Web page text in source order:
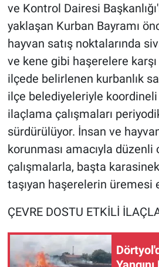
ve Kontrol Dairesi
yaklaşan Kurban Bayramı
hayvan satış noktalarında
ve kene gibi haşerelere
ilçede belirlenen kurbanlık
ilçe belediyeleriyle
ilaçlama çalışmaları
sürdürülüyor. İnsan ve hayvan
korunması amacıyla
çalışmalarla, başta
taşıyan haşerelerin üremesi
ÇEVRE DOSTU ETKİLİ